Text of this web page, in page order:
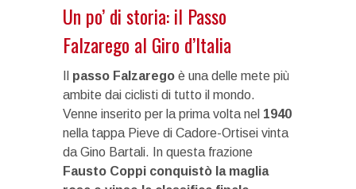
Un po’ di storia: il Passo
Falzarego al Giro d’Italia
passo Falzarego è una delle mete più
ambite dai ciclisti di tutto il mondo.
Venne inserito per la prima volta nel 1940
nella tappa Pieve di Cadore-Ortisei vinta
da Gino Bartali. In questa frazione
Fausto Coppi conquistò la maglia